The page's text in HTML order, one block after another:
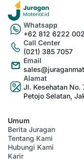
Whatsapp
+62 812 6222
Call Center
(021) 385 7057
Email
Alamat
Jl. Kesehatan No.
Petojo Selatan,
Umum
Berita Juragan
Tentang Kami
Hubungi Kami
Karir